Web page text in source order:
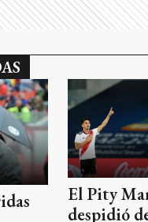
El Pity
despidió